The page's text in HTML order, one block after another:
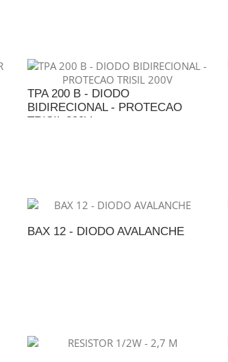
TPA 200 B - DIODO
BIDIRECIONAL - PROTECAO
TRISIL 200V
BAX 12 - DIODO AVALANCHE